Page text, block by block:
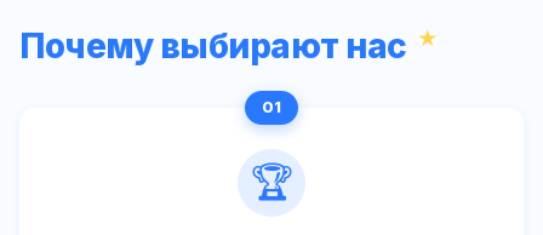
Почему выбирают нас
🏆